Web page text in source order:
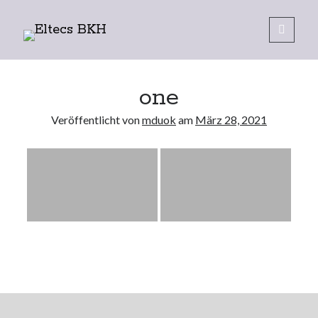
Eltecs
open
primary
Sidebar
one
Veröffentlicht vonmduok am März 28, 2021